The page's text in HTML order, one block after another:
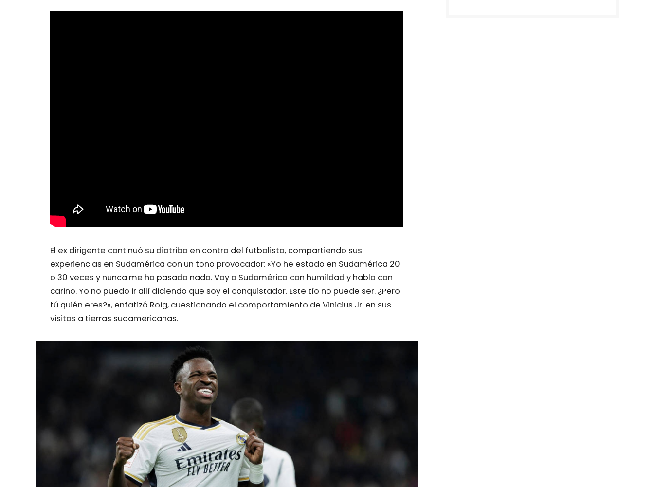
El ex dirigente continuó su diatriba en contra del futbolista, compartiendo sus
experiencias en Sudamérica con un tono provocador: «Yo he estado en Sudamérica 20
o 30 veces y nunca me ha pasado nada. Voy a Sudamérica con humildad y hablo con
cariño. Yo no puedo ir allí diciendo que soy el conquistador. Este tío no puede ser. ¿Pero
tú quién eres?», enfatizó Roig, cuestionando el comportamiento de Vinicius Jr. en sus
visitas a tierras sudamericanas.